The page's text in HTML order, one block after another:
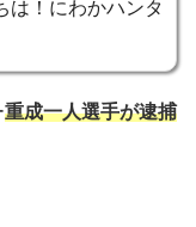
は！にわかハンタ
重成一人選手が逮捕